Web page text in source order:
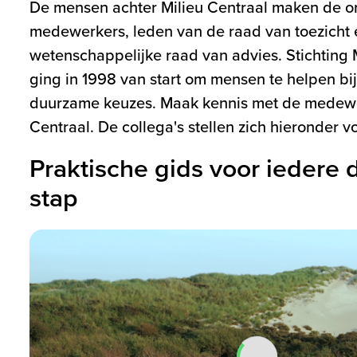
De mensen achter Milieu Centraal maken de
medewerkers, leden van de raad van toezicht
wetenschappelijke raad van advies. Stichting
ging in 1998 van start om mensen te helpen
duurzame keuzes. Maak kennis met de
Centraal. De collega's stellen zich hieronder
Praktische gids voor iedere
stap